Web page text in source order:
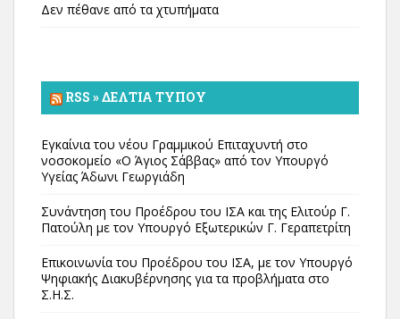
Δεν πέθανε από τα χτυπήματα
RSS » ΔΕΛΤΊΑ ΤΎΠΟΥ
Εγκαίνια του νέου Γραμμικού Επιταχυντή στο
νοσοκομείο «Ο Άγιος Σάββας» από τον Υπουργό
Υγείας Άδωνι Γεωργιάδη
Συνάντηση του Προέδρου του ΙΣΑ και της Ελιτούρ Γ.
Πατούλη με τον Υπουργό Εξωτερικών Γ. Γεραπετρίτη
Επικοινωνία του Προέδρου του ΙΣΑ, με τον Υπουργό
Ψηφιακής Διακυβέρνησης για τα προβλήματα στο
Σ.Η.Σ.